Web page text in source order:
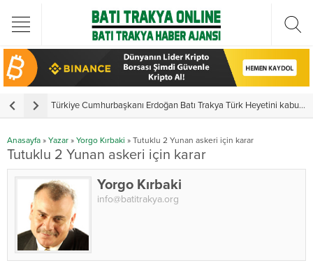
Türkiye Cumhurbaşkanı Erdoğan Batı Trakya Türk Heyetini kabul etti
Anasayfa » Yazar » Yorgo Kırbaki » Tutuklu 2 Yunan askeri için karar
Tutuklu 2 Yunan askeri için karar
Yorgo Kırbaki
info@batitrakya.org